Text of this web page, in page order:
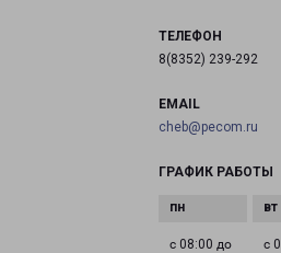
ТЕЛЕФОН
8(8352) 239-292
EMAIL
cheb@pecom.ru
ГРАФИК РАБОТЫ
с 08:00 до
с